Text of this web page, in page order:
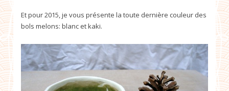
Et pour 2015, je vous présente la toute dernière couleur des
bols melons: blanc et kaki.